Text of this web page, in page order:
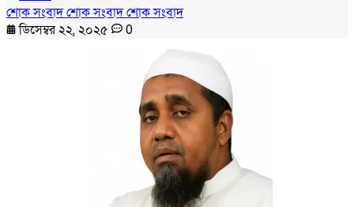
শোক সংবাদ শোক সংবাদ শোক সংবাদ
ডিসেম্বর ২২, ২০২৫
0